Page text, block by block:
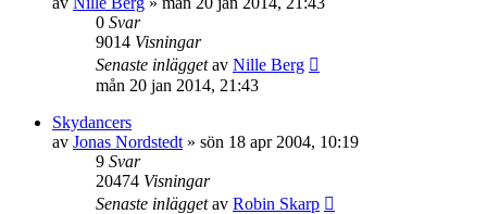
0 Svar
9014 Visningar
Senaste inläggetav Nille Berg
mån 20 jan 2014, 21:43
Skydancers
av Jonas Nordstedt » sön 18 apr 2004, 10:19
9 Svar
20474 Visningar
Senaste inläggetav Robin Skarp